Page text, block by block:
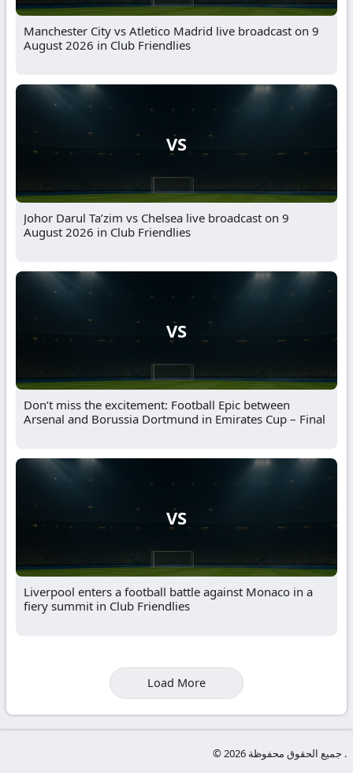
Manchester City vs Atletico Madrid live broadcast on 9
August 2026 in Club Friendlies
VS
Johor Darul Ta’zim vs Chelsea live broadcast on 9
August 2026 in Club Friendlies
VS
Don’t miss the excitement: Football Epic between
Arsenal and Borussia Dortmund in Emirates Cup – Final
VS
Liverpool enters a football battle against Monaco in a
fiery summit in Club Friendlies
Load More
© جميع الحقوق محفوظة 2026 .